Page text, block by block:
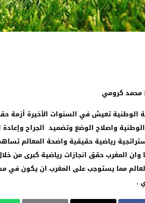
: محمد كرومي
الوطنية تعيش في السنوات الأخيرة أزمة
واصلاح الوضع وتضميد الجراح
رياضية حقيقية واضحة المعالم
المغرب حقق انجازات رياضية كبرى من
مما يستوجب على المغرب ان يكون في
.